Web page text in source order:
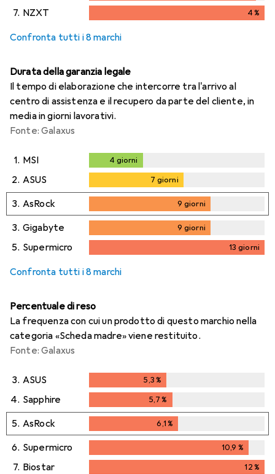
3,8%
7. NZXT 4%
Confronta tutti i 8 marchi
Durata della garanzia legale
Il tempo di elaborazione che intercorre tra l'arrivo al
centro di assistenza e il recupero da parte del cliente, in
media in giorni lavorativi.
Fonte: Galaxus
1. MSI 4 giorni
2. ASUS 7 giorni
3. AsRock 9 giorni
3. Gigabyte 9 giorni
5. Supermicro 13 giorni
Confronta tutti i 8 marchi
Percentuale di reso
La frequenza con cui un prodotto di questo marchio nella
categoria «Scheda madre» viene restituito.
Fonte: Galaxus
3. ASUS 5,3%
4. Sapphire 5,7%
5. AsRock 6,1%
6. Supermicro 10,9 %
10,9%
7. Biostar 12%